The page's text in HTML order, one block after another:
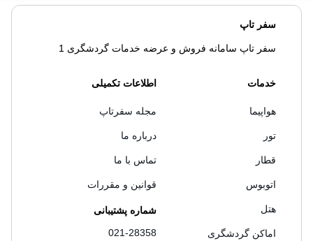
سفر تاپ
سفر تاپ سامانه فروش و عرضه خدمات گردشگری 1
خدمات
هواپیما
تور
قطار
اتوبوس
هتل
اماکن گردشگری
اطلاعات تکمیلی
مجله سفرتاپ
درباره ما
تماس با ما
قوانین و مقررات
شماره پشتیبانی
021-28358